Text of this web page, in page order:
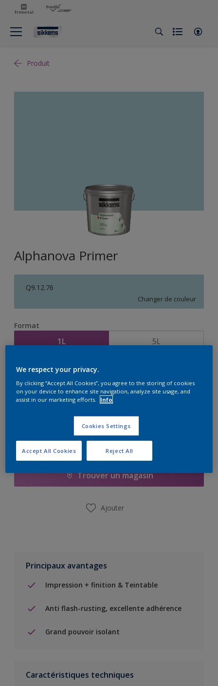
Produit
Alphanova Primer
Q9.12.76
Changer de couleur
Format
1L 5L
Quantité Calculateur de peinture
Calculer
Ajouter à la liste d’achats
Trouver un magasin
Ajouter
Principaux avantages
Impression + finition & Teintable
Anti flash-rusting, excellente adhérence
Grand pouvoir isolant
Caractéristiques techniques
We respect your privacy.
By clicking “Accept All Cookies”, you agree to the storing of cookies
on your device to enhance site navigation, analyze site usage, and
assist in our marketing efforts.
Info
Cookies Settings
Reject All
Accept All Cookies